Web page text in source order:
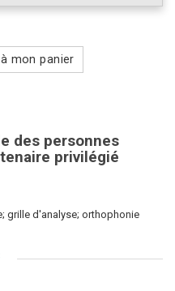
mon panier
des personnes
privilégié
grille d'analyse; orthophonie